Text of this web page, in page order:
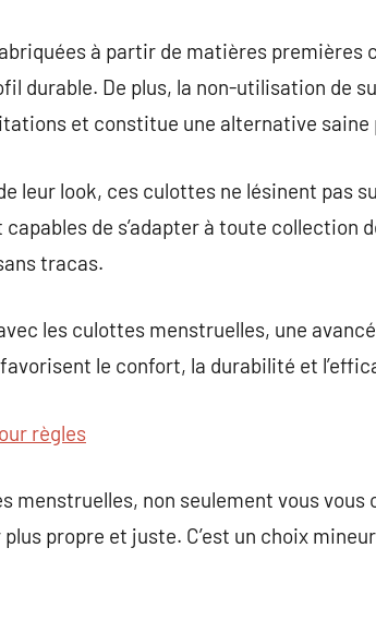
à partir de matières premières
durable. De plus, la non-utilisation de
et constitue une alternative saine
leur look, ces culottes ne lésinent pas
de s’adapter à toute collection
tracas.
les culottes menstruelles, une
le confort, la durabilité et
règles
menstruelles, non seulement vous vous
propre et juste. C’est un choix